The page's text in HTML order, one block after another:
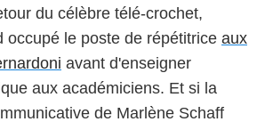
du célèbre télé-crochet,
occupé le poste de répétitrice aux
avant d'enseigner
aux académiciens. Et si la
de Marlène Schaff